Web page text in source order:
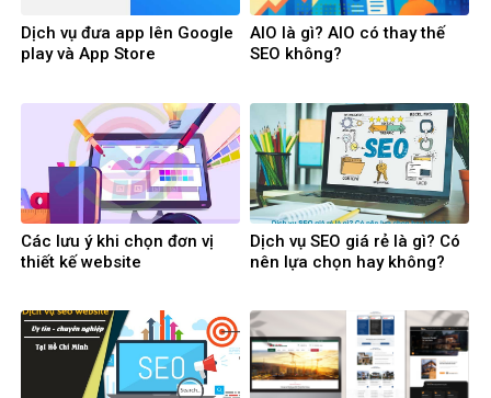
Dịch vụ đưa app lên Google
play và App Store
AIO là gì? AIO có thay thế
SEO không?
Các lưu ý khi chọn đơn vị
thiết kế website
Dịch vụ SEO giá rẻ là gì? Có
nên lựa chọn hay không?